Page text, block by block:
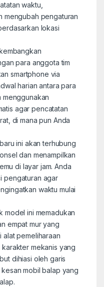
waktu,
mengubah pengaturan
lokasi
para anggota tim
smartphone via
harian antara para
menggunakan
agar pencatatan
di mana pun Anda
ini akan terhubung
dan menampilkan
di layar jam. Anda
pengaturan agar
waktu mulai
model ini memadukan
empat mur yang
pemeliharaan
mekanis yang
dihiasi oleh garis
mobil balap yang